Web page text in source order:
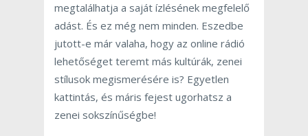
megtalálhatja a saját ízlésének megfelelő
adást. És ez még nem minden. Eszedbe
jutott-e már valaha, hogy az online rádió
lehetőséget teremt más kultúrák, zenei
stílusok megismerésére is? Egyetlen
kattintás, és máris fejest ugorhatsz a
zenei sokszínűségbe!